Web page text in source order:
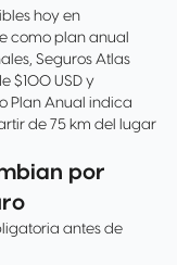
hoy en
como plan anual
Seguros Atlas
$100 USD y
Plan Anual indica
de 75 km del lugar
por
antes de